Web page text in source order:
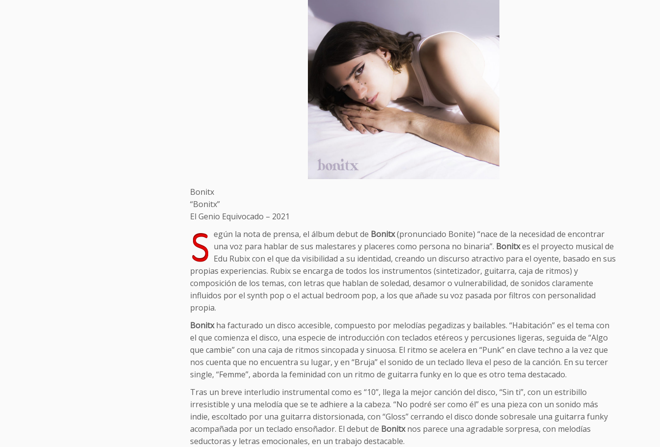
Bonitx
“Bonitx”
El Genio Equivocado – 2021
S egún la nota de prensa, el álbum debut de Bonitx(pronunciado Bonite) “nace de la necesidad de encontrar
una voz para hablar de sus malestares y placeres como persona no binaria”. Bonitxes el proyecto musical de
Edu Rubix con el que da visibilidad a su identidad, creando un discurso atractivo para el oyente, basado en sus
propias experiencias. Rubix se encarga de todos los instrumentos (sintetizador, guitarra, caja de ritmos) y
composición de los temas, con letras que hablan de soledad, desamor o vulnerabilidad, de sonidos claramente
influidos por el synth pop o el actual bedroom pop, a los que añade su voz pasada por filtros con personalidad
propia.
Bonitxha facturado un disco accesible, compuesto por melodías pegadizas y bailables. “Habitación” es el tema con
el que comienza el disco, una especie de introducción con teclados etéreos y percusiones ligeras, seguida de “Algo
que cambie” con una caja de ritmos sincopada y sinuosa. El ritmo se acelera en “Punk” en clave techno a la vez que
nos cuenta que no encuentra su lugar, y en “Bruja” el sonido de un teclado lleva el peso de la canción. En su tercer
single, “Femme”, aborda la feminidad con un ritmo de guitarra funky en lo que es otro tema destacado.
Tras un breve interludio instrumental como es “10”, llega la mejor canción del disco, “Sin ti”, con un estribillo
irresistible y una melodía que se te adhiere a la cabeza. “No podré ser como él” es una pieza con un sonido más
indie, escoltado por una guitarra distorsionada, con “Gloss” cerrando el disco donde sobresale una guitarra funky
acompañada por un teclado ensoñador. El debut de Bonitxnos parece una agradable sorpresa, con melodías
seductoras y letras emocionales, en un trabajo destacable.